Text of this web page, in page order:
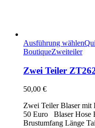
Ausführung wählen
BoutiqueZweiteiler
Zwei Teiler
50,00 €
Zwei Teiler Blaser
50 Euro Blaser Hose
Brustumfang Länge